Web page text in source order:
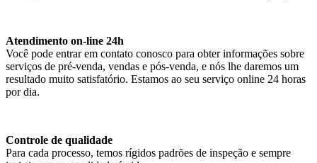
Atendimento on-line 24h
Você pode entrar em contato conosco para obter informações sobre
serviços de pré-venda, vendas e pós-venda, e nós lhe daremos um
resultado muito satisfatório. Estamos ao seu serviço online 24 horas
por dia.
Controle de qualidade
Para cada processo, temos rígidos padrões de inspeção e sempre